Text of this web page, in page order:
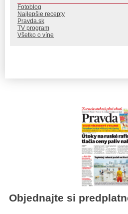
Fotoblog
Najlepšie recepty
Pravda.sk
TV program
Všetko o víne
Objednajte si